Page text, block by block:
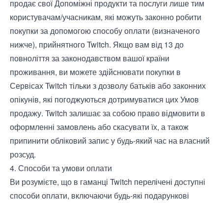
продає свої Допоміжні продукти та послуги лише тим
користувачам/учасникам, які можуть законно робити
покупки за допомогою способу оплати (визначеного
нижче), прийнятного Twitch. Якщо вам від 13 до
повноліття за законодавством вашої країни
проживання, ви можете здійснювати покупки в
Сервісах Twitch тільки з дозволу батьків або законних
опікунів, які погоджуються дотримуватися цих Умов
продажу. Twitch залишає за собою право відмовити в
оформленні замовлень або скасувати їх, а також
припинити обліковий запис у будь-який час на власний
розсуд.
4. Способи та умови оплати
Ви розумієте, що в гаманці Twitch перелічені доступні
способи оплати, включаючи будь-які подарункові